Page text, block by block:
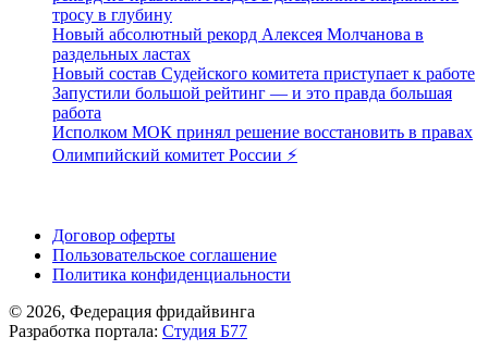
тросу в глубину
Новый абсолютный рекорд Алексея Молчанова в
раздельных ластах
Новый состав Судейского комитета приступает к работе
Запустили большой рейтинг — и это правда большая
работа
Исполком МОК принял решение восстановить в правах
Олимпийский комитет России ⚡️
Договор оферты
Пользовательское соглашение
Политика конфиденциальности
© 2026, Федерация фридайвинга
Разработка портала: Студия Б77